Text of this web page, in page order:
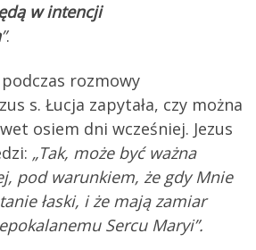
w intencji
”.
rozmowy
s. Łucja zapytała, czy można
osiem dni wcześniej. Jezus
„Tak, może być ważna
pod warunkiem, że gdy Mnie
łaski, i że mają zamiar
Sercu Maryi”.